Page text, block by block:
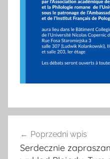
wpisu
Poprzedni wpis
Serdecznie